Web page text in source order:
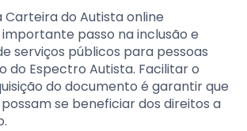
Carteira do Autista online
passo na inclusão e
serviços públicos para pessoas
do Espectro Autista. Facilitar o
do documento é garantir que
se beneficiar dos direitos a